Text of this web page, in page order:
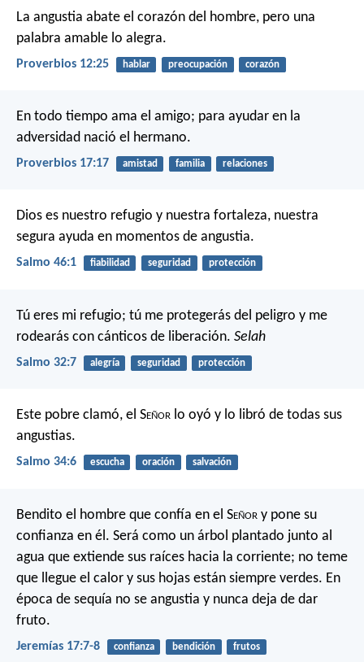
La angustia abate el corazón del hombre, pero una
palabra amable lo alegra.
Proverbios 12:25 hablar preocupación corazón
En todo tiempo ama el amigo; para ayudar en la
adversidad nació el hermano.
Proverbios 17:17 amistad familia relaciones
Dios es nuestro refugio y nuestra fortaleza, nuestra
segura ayuda en momentos de angustia.
Salmo 46:1 fiabilidad seguridad protección
Tú eres mi refugio; tú me protegerás del peligro y me
rodearás con cánticos de liberación. Selah
Salmo 32:7 alegría seguridad protección
Este pobre clamó, el Señor lo oyó y lo libró de todas sus
angustias.
Salmo 34:6 escucha oración salvación
Bendito el hombre que confía en el Señor y pone su
confianza en él. Será como un árbol plantado junto al
agua que extiende sus raíces hacia la corriente; no teme
que llegue el calor y sus hojas están siempre verdes. En
época de sequía no se angustia y nunca deja de dar
fruto.
Jeremías 17:7-8 confianza bendición frutos